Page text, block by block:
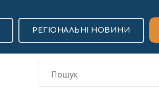
РЕГІОНАЛЬНІ НОВИНИ